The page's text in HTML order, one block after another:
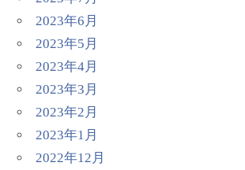
2023年6月
2023年5月
2023年4月
2023年3月
2023年2月
2023年1月
2022年12月